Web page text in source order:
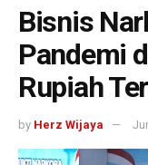
Bisnis
Pandemi
Rupiah
by Herz Wijaya